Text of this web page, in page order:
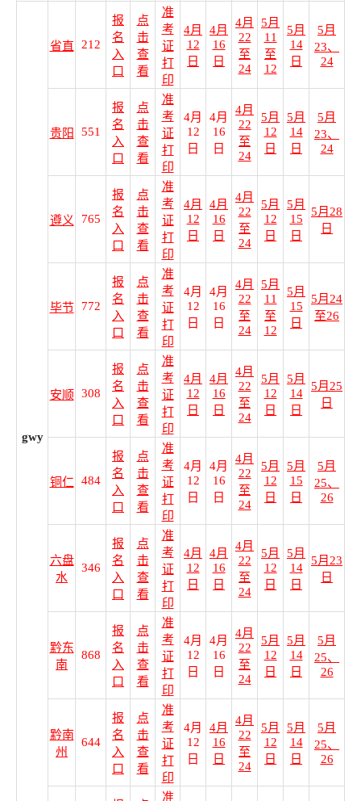
gwy
省直 212
报
名
入
口
点
击
查
看
准
考
证
打
印
4月
12
日
4月
16
日
4月
22
至
24
5月
11
至
12
5月
14
日
5月
23、
24
贵阳 551
报
名
入
口
点
击
查
看
准
考
证
打
印
4月
12
日
4月
16
日
4月
22
至
24
5月
12
日
5月
14
日
5月
23、
24
遵义 765
报
名
入
口
点
击
查
看
准
考
证
打
印
4月
12
日
4月
16
日
4月
22
至
24
5月
12
日
5月
15
日
5月28
日
毕节 772
报
名
入
口
点
击
查
看
准
考
证
打
印
4月
12
日
4月
16
日
4月
22
至
24
5月
11
至
12
5月
15
日
5月24
至26
安顺 308
报
名
入
口
点
击
查
看
准
考
证
打
印
4月
12
日
4月
16
日
4月
22
至
24
5月
12
日
5月
14
日
5月25
日
铜仁 484
报
名
入
口
点
击
查
看
准
考
证
打
印
4月
12
日
4月
16
日
4月
22
至
24
5月
12
日
5月
15
日
5月
25、
26
六盘
水
346
报
名
入
口
点
击
查
看
准
考
证
打
印
4月
12
日
4月
16
日
4月
22
至
24
5月
12
日
5月
14
日
5月23
日
黔东
南
868
报
名
入
口
点
击
查
看
准
考
证
打
印
4月
12
日
4月
16
日
4月
22
至
24
5月
12
日
5月
14
日
5月
25、
26
黔南
州
644
报
名
入
口
点
击
查
看
准
考
证
打
印
4月
12
日
4月
16
日
4月
22
至
24
5月
12
日
5月
14
日
5月
25、
26
准